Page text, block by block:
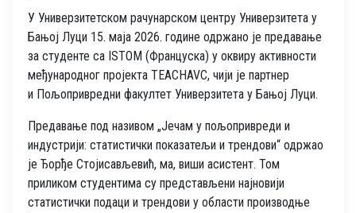
У Универзитетском рачунарском центру Универзитета у
Бањој Луци 15. маја 2026. године одржано је предавање
за студенте са ISTOM (Француска) у оквиру активности
међународног пројекта TEACHAVC, чији је партнер
и Пољопривредни факултет Универзитета у Бањој Луци.
Предавање под називом „Јечам у пољопривреди и
индустрији: статистички показатељи и трендови“ одржао
је Ђорђе Стојисављевић, ма, виши асистент. Том
приликом студентима су представљени најновији
статистички подаци и трендови у области производње